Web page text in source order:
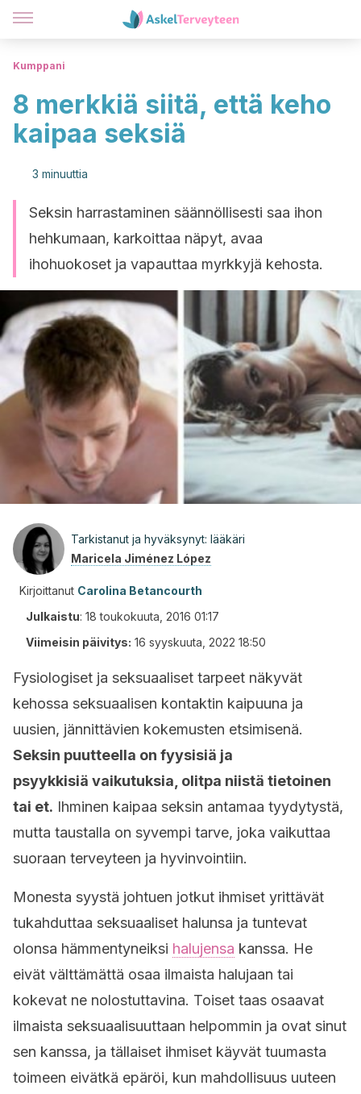
Kumppani
8 merkkiä siitä, että keho
kaipaa seksiä
3 minuuttia
Seksin harrastaminen säännöllisesti saa ihon
hehkumaan, karkoittaa näpyt, avaa
ihohuokoset ja vapauttaa myrkkyjä kehosta.
Tarkistanut ja hyväksynyt: lääkäri
Maricela Jiménez López
Kirjoittanut Carolina Betancourth
Julkaistu: 18 toukokuuta, 2016 01:17
Viimeisin päivitys: 16 syyskuuta, 2022 18:50
Fysiologiset ja seksuaaliset tarpeet näkyvät
kehossa seksuaalisen kontaktin kaipuuna ja
uusien, jännittävien kokemusten etsimisenä.
Seksin puutteella on fyysisiä ja
psyykkisiä vaikutuksia, olitpa niistä tietoinen
tai et. Ihminen kaipaa seksin antamaa tyydytystä,
mutta taustalla on syvempi tarve, joka vaikuttaa
suoraan terveyteen ja hyvinvointiin.
Monesta syystä johtuen jotkut ihmiset yrittävät
tukahduttaa seksuaaliset halunsa ja tuntevat
olonsa hämmentyneiksi halujensa kanssa. He
eivät välttämättä osaa ilmaista halujaan tai
kokevat ne nolostuttavina. Toiset taas osaavat
ilmaista seksuaalisuuttaan helpommin ja ovat sinut
sen kanssa, ja tällaiset ihmiset käyvät tuumasta
toimeen eivätkä epäröi, kun mahdollisuus uuteen